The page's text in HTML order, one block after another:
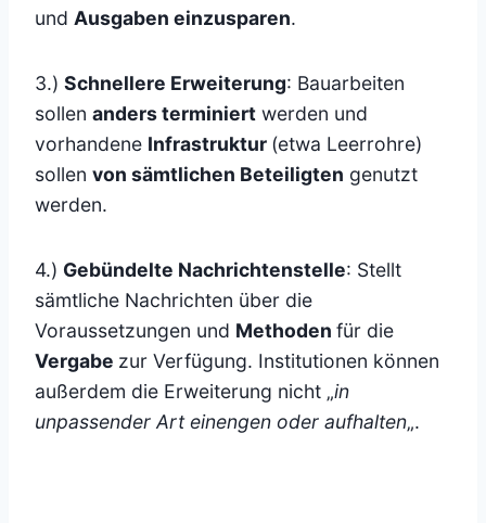
und Ausgaben einzusparen.
3.) Schnellere Erweiterung: Bauarbeiten
sollen anders terminiert werden und
vorhandene Infrastruktur (etwa Leerrohre)
sollen von sämtlichen Beteiligten genutzt
werden.
4.) Gebündelte Nachrichtenstelle: Stellt
sämtliche Nachrichten über die
Voraussetzungen und Methoden für die
Vergabe zur Verfügung. Institutionen können
außerdem die Erweiterung nicht „in
unpassender Art einengen oder aufhalten„.